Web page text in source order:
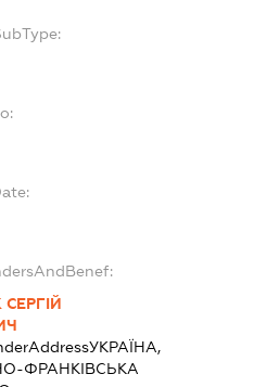
УКРАЇНА,
ФРАНКІВСЬКА